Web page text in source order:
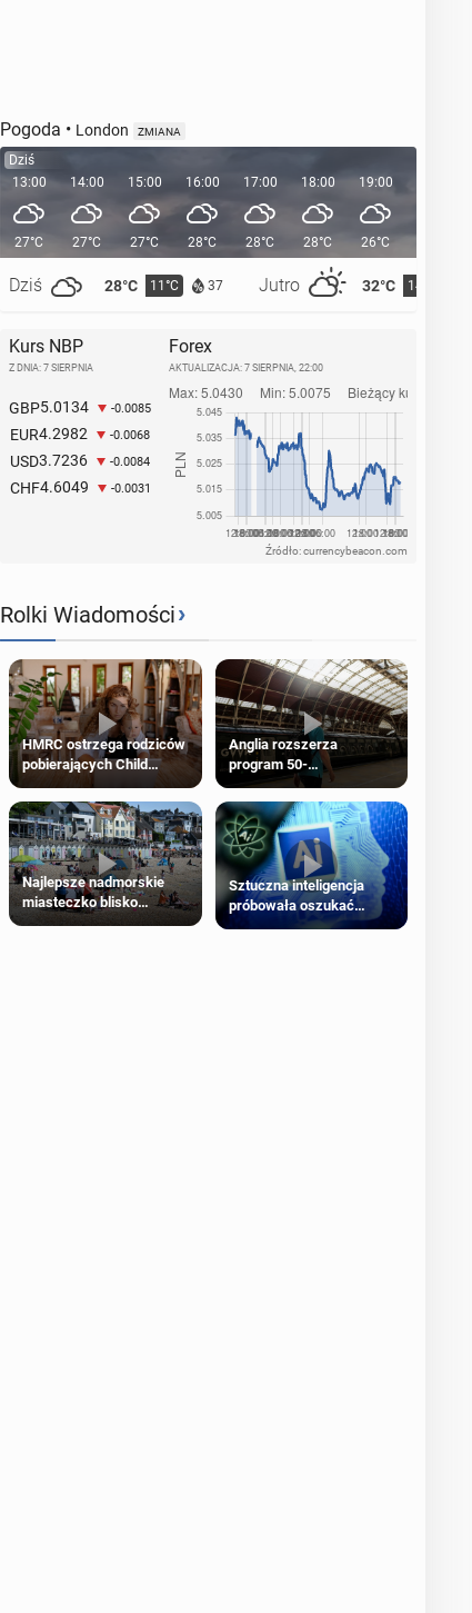
Pogoda • London ZMIANA
Dziś
13:00
27°C
Dziś 28°C 11°C 37 Jutro 32°C 14°C
14:00
27°C
15:00
27°C
16:00
28°C
17:00
28°C
18:00
28°C
19:00
26°C
Kurs NBP
Z DNIA: 7 SIERPNIA
GBP5.0134 -0.0085
EUR4.2982 -0.0068
USD3.7236 -0.0084
CHF4.6049 -0.0031
Forex
AKTUALIZACJA: 7 SIERPNIA, 22:00
Źródło: currencybeacon.com
Rolki Wiadomości›
HMRC ostrzega rodziców
pobierających Child
Benefit. Mogą być
zobowiązani do zwrotu
zasiłku
Anglia rozszerza
program 50-
procentowych zniżek
kolejowych na 18-latków
Najlepsze nadmorskie
miasteczko blisko
Sztuczna inteligencja
próbowała oszukać
człowieka